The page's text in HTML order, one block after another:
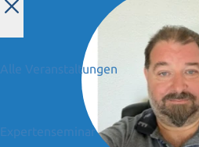
Alle Veranstaltungen
Expertenseminar